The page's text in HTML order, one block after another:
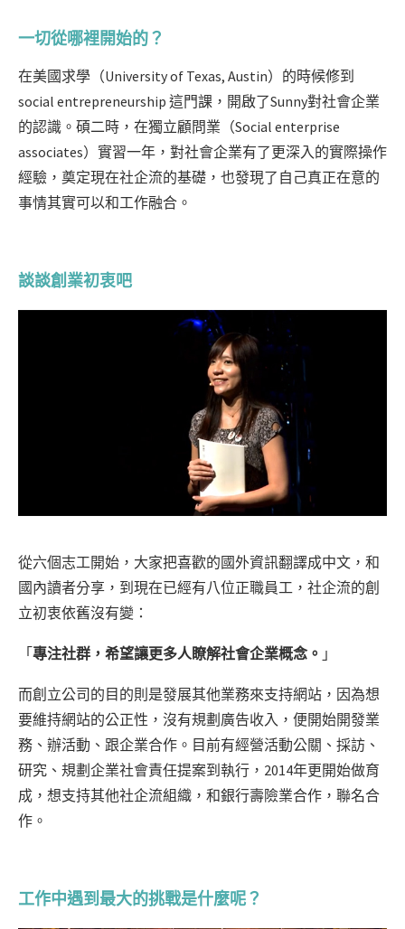
一切從哪裡開始的？
在美國求學（University of Texas, Austin）的時候修到
social entrepreneurship 這門課，開啟了Sunny對社會企業
的認識。碩二時，在獨立顧問業（Social enterprise
associates）實習一年，對社會企業有了更深入的實際操作
經驗，奠定現在社企流的基礎，也發現了自己真正在意的
事情其實可以和工作融合。
談談創業初衷吧
從六個志工開始，大家把喜歡的國外資訊翻譯成中文，和
國內讀者分享，到現在已經有八位正職員工，社企流的創
立初衷依舊沒有變：
「專注社群，希望讓更多人瞭解社會企業概念。 」
而創立公司的目的則是發展其他業務來支持網站，因為想
要維持網站的公正性，沒有規劃廣告收入，便開始開發業
務、辦活動、跟企業合作。目前有經營活動公關、採訪、
研究、規劃企業社會責任提案到執行，2014年更開始做育
成，想支持其他社企流組織，和銀行壽險業合作，聯名合
作。
工作中遇到最大的挑戰是什麼呢？